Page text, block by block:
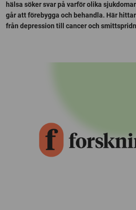
hälsa söker svar på varför olika
går att förebygga och behandla. Här
från depression till cancer och